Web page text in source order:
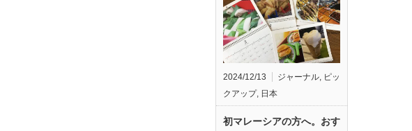
2024/12/13 ジャーナル ピッ
クアップ, 日本
初マレーシアの方へ。おす